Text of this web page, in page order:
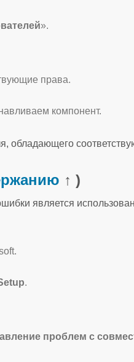
».
права.
компонент.
обладающего
↑ )
является
.
проблем с